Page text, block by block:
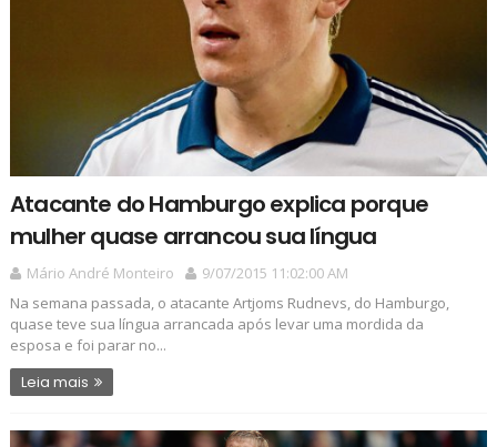
Atacante do Hamburgo explica porque
mulher quase arrancou sua língua
Mário André Monteiro
9/07/2015 11:02:00 AM
Na semana passada, o atacante Artjoms Rudnevs, do Hamburgo,
quase teve sua língua arrancada após levar uma mordida da
esposa e foi parar no...
Leia mais